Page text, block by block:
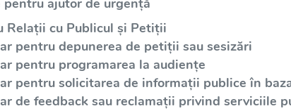
pentru ajutor de urgență
Relații cu Publicul și Petiții
pentru depunerea de petiții sau sesizări
pentru programarea la audiențe
pentru solicitarea de informații publice în
de feedback sau reclamații privind serviciile